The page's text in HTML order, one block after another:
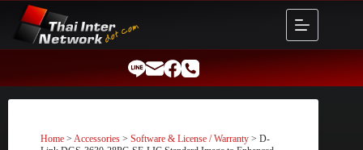
content
Home > Accessories > Software & License / Warranty > D-